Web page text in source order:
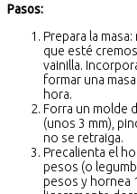
Pasos:
Prepara la
que esté
vainilla.
formar una
hora.
Forra un molde
(unos 3 mm),
no se retraiga.
Precalienta el
pesos (o
pesos y hornea